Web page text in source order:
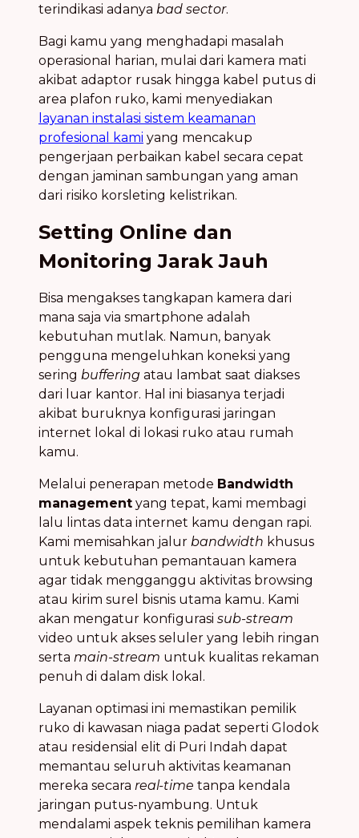
terindikasi adanya bad sector.
Bagi kamu yang menghadapi masalah
operasional harian, mulai dari kamera mati
akibat adaptor rusak hingga kabel putus di
area plafon ruko, kami menyediakan
layanan instalasi sistem keamanan
profesional kami yang mencakup
pengerjaan perbaikan kabel secara cepat
dengan jaminan sambungan yang aman
dari risiko korsleting kelistrikan.
Setting Online dan
Monitoring Jarak Jauh
Bisa mengakses tangkapan kamera dari
mana saja via smartphone adalah
kebutuhan mutlak. Namun, banyak
pengguna mengeluhkan koneksi yang
sering buffering atau lambat saat diakses
dari luar kantor. Hal ini biasanya terjadi
akibat buruknya konfigurasi jaringan
internet lokal di lokasi ruko atau rumah
kamu.
Melalui penerapan metode Bandwidth
management yang tepat, kami membagi
lalu lintas data internet kamu dengan rapi.
Kami memisahkan jalur bandwidth khusus
untuk kebutuhan pemantauan kamera
agar tidak mengganggu aktivitas browsing
atau kirim surel bisnis utama kamu. Kami
akan mengatur konfigurasi sub-stream
video untuk akses seluler yang lebih ringan
serta main-stream untuk kualitas rekaman
penuh di dalam disk lokal.
Layanan optimasi ini memastikan pemilik
ruko di kawasan niaga padat seperti Glodok
atau residensial elit di Puri Indah dapat
memantau seluruh aktivitas keamanan
mereka secara real-time tanpa kendala
jaringan putus-nyambung. Untuk
mendalami aspek teknis pemilihan kamera